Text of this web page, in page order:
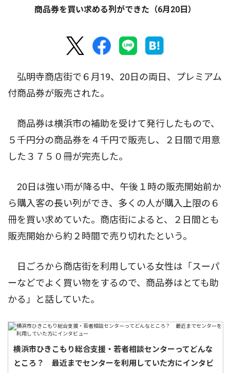
商品券を買い求める列ができた（6月20日）
弘明寺商店街で６月19、20日の両日、プレミアム
付商品券が販売された。
商品券は横浜市の補助を受けて発行したもので、
５千円分の商品券を４千円で販売し、２日間で用意
した３７５０冊が完売した。
20日は強い雨が降る中、午後１時の販売開始前か
ら購入客の長い列ができ、多くの人が購入上限の６
冊を買い求めていた。商店街によると、２日間とも
販売開始から約２時間で売り切れたという。
日ごろから商店街を利用している女性は「スーパ
ーなどでよく買い物をするので、商品券はとても助
かる」と話していた。
横浜市ひきこもり総合支援・若者相談センターってどんな
ところ？ 最近までセンターを利用していた方にインタビ